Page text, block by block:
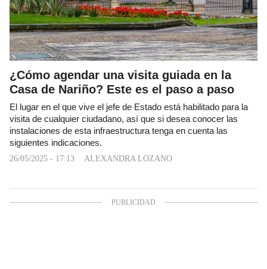
¿Cómo agendar una visita guiada en la
Casa de Nariño? Este es el paso a paso
El lugar en el que vive el jefe de Estado está habilitado para la
visita de cualquier ciudadano, así que si desea conocer las
instalaciones de esta infraestructura tenga en cuenta las
siguientes indicaciones.
26/05/2025 - 17:13 ALEXANDRA LOZANO